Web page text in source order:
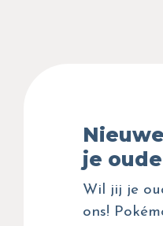
je
Wil jij je
ons!